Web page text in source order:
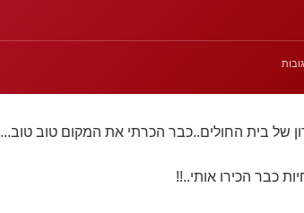
של בית החולים..כבר הכרתי את המקום טוב טוב...
כבר הכירו אותי..!!